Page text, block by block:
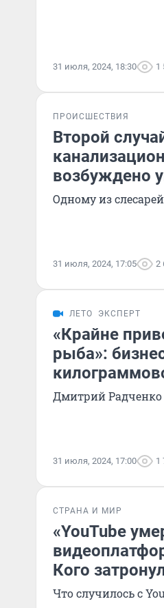
31 июля, 2024, 18:30 1
ПРОИСШЕСТВИЯ
Второй
возбуждено
Одному из
31 июля, 2024, 17:05 2
ЛЕТО ЭКСПЕРТ
«Крайне
рыба»:
Дмитрий Радченко
31 июля, 2024, 17:00 1
СТРАНА И МИР
«YouTube
Кого
Что случилось с